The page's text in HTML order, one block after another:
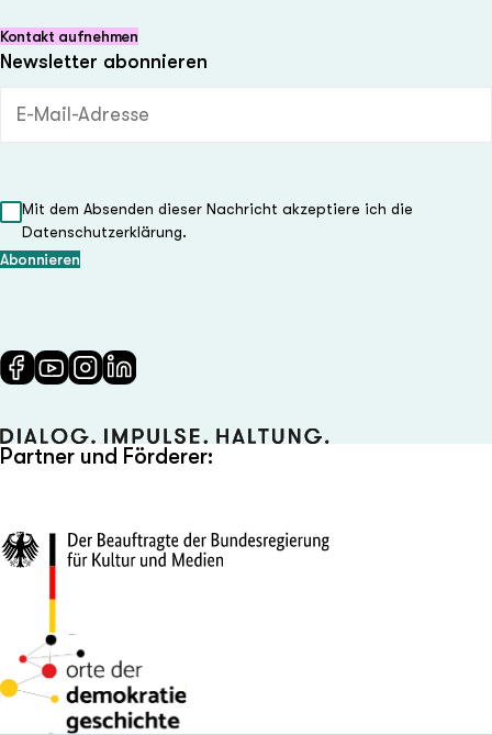
Kontakt aufnehmen
Newsletter abonnieren
Mit dem Absenden dieser Nachricht akzeptiere ich die
Datenschutzerklärung.
Partner und Förderer: